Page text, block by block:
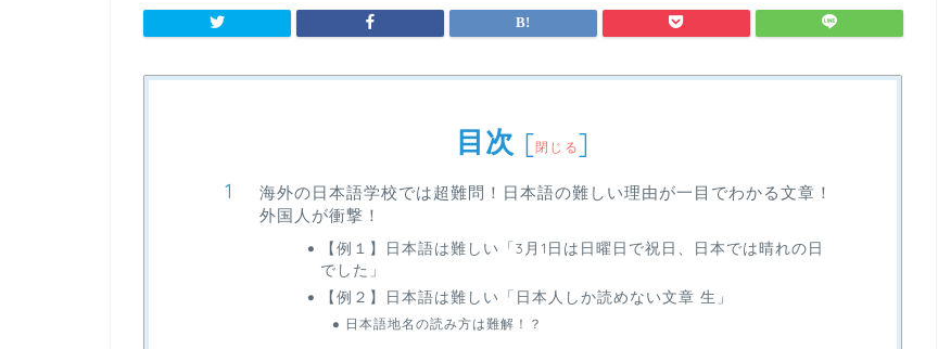
目次 [閉じる]
海外の日本語学校では超難問！日本語の難しい理由が一目でわかる文章！
外国人が衝撃！
【例１】日本語は難しい「3月1日は日曜日で祝日、日本では晴れの日
でした」
【例２】日本語は難しい「日本人しか読めない文章 生」
日本語地名の読み方は難解！？